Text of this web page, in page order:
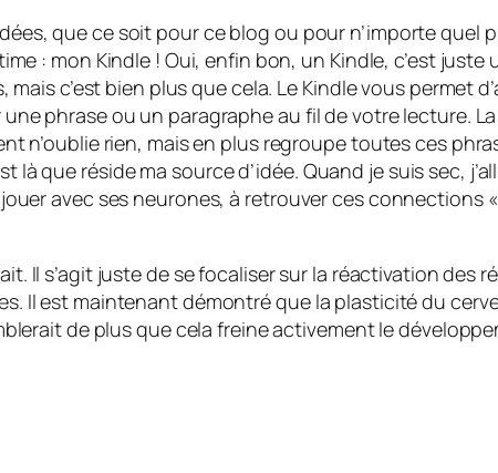
que ce soit pour ce blog ou pour n’importe quel
: mon Kindle ! Oui, enfin bon, un Kindle, c’est juste
c’est bien plus que cela. Le Kindle vous permet
phrase ou un paragraphe au fil de votre lecture.
n’oublie rien, mais en plus regroupe toutes ces
là que réside ma source d’idée. Quand je suis sec,
avec ses neurones, à retrouver ces connections
Il s’agit juste de se focaliser sur la réactivation des
Il est maintenant démontré que la plasticité du
de plus que cela freine activement le